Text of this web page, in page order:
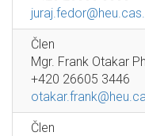
Člen
Mgr. Frank Otakar
+420 26605 3446
Člen